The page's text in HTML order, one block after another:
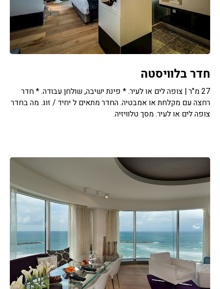
חדר בלוויסטה
27 מ"ר | צופה לים או לעיר. * פינת ישיבה, שולחן עבודה. * חדר
רחצה עם מקלחת או אמבטיה. החדר מתאים ל יחיד / זוג. מה בחדר
צופה לים או לעיר. מסך טלוויזיה.